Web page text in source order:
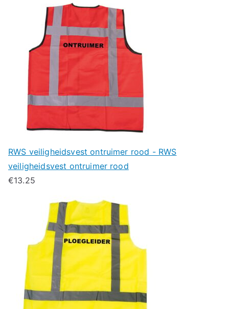
RWS veiligheidsvest ontruimer rood - RWS
veiligheidsvest ontruimer rood
€13.25